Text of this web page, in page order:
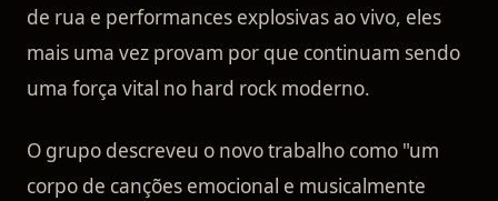
de rua e performances explosivas ao vivo, eles
mais uma vez provam por que continuam sendo
uma força vital no hard rock moderno.
O grupo descreveu o novo trabalho como "um
corpo de canções emocional e musicalmente